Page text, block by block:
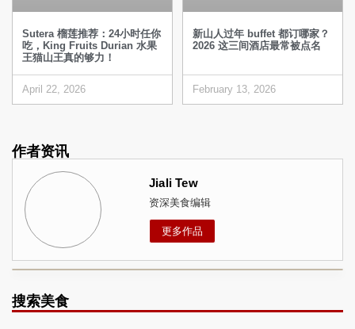
Sutera 榴莲推荐：24小时任你
吃，King Fruits Durian 水果
王猫山王真的够力！
April 22, 2026
新山人过年 buffet 都订哪家？
2026 这三间酒店最常被点名
February 13, 2026
作者资讯
Jiali Tew
资深美食编辑
更多作品
搜索美食